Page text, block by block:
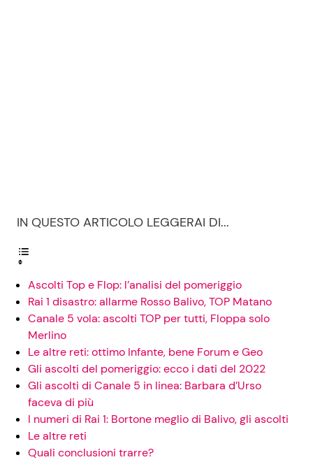
IN QUESTO ARTICOLO LEGGERAI DI...
Ascolti Top e Flop: l’analisi del pomeriggio
Rai 1 disastro: allarme Rosso Balivo, TOP Matano
Canale 5 vola: ascolti TOP per tutti, Floppa solo
Merlino
Le altre reti: ottimo Infante, bene Forum e Geo
Gli ascolti del pomeriggio: ecco i dati del 2022
Gli ascolti di Canale 5 in linea: Barbara d’Urso
faceva di più
I numeri di Rai 1: Bortone meglio di Balivo, gli ascolti
Le altre reti
Quali conclusioni trarre?